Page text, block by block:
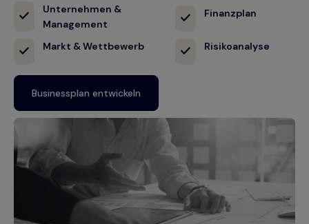
Unternehmen &
Management
Markt & Wettbewerb
Finanzplan
Risikoanalyse
Businessplan entwickeln